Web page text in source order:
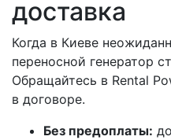
доставка
Когда в Киеве
переносной генератор
Обращайтесь в Rental
в договоре.
Без предоплаты: